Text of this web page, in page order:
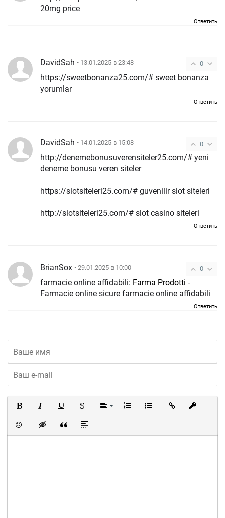
20mg price
Ответить
0
DavidSah • 13.01.2025 в 23:48
https://sweetbonanza25.com/# sweet bonanza
yorumlar
Ответить
0
DavidSah • 14.01.2025 в 15:08
http://denemebonusuverensiteler25.com/# yeni
deneme bonusu veren siteler
https://slotsiteleri25.com/# guvenilir slot siteleri
http://slotsiteleri25.com/# slot casino siteleri
Ответить
0
BrianSox • 29.01.2025 в 10:00
farmacie online affidabili: Farma Prodotti -
Farmacie online sicure farmacie online affidabili
Ответить
Вставить смайлик
Вставка скрытого текста
Вставка цитаты
Вставка спойлера